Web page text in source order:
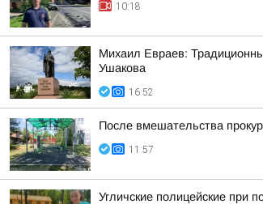
10:18
Михаил Евраев:
Ушакова
16:52
После вмешательства
11:57
Угличские полицейские при